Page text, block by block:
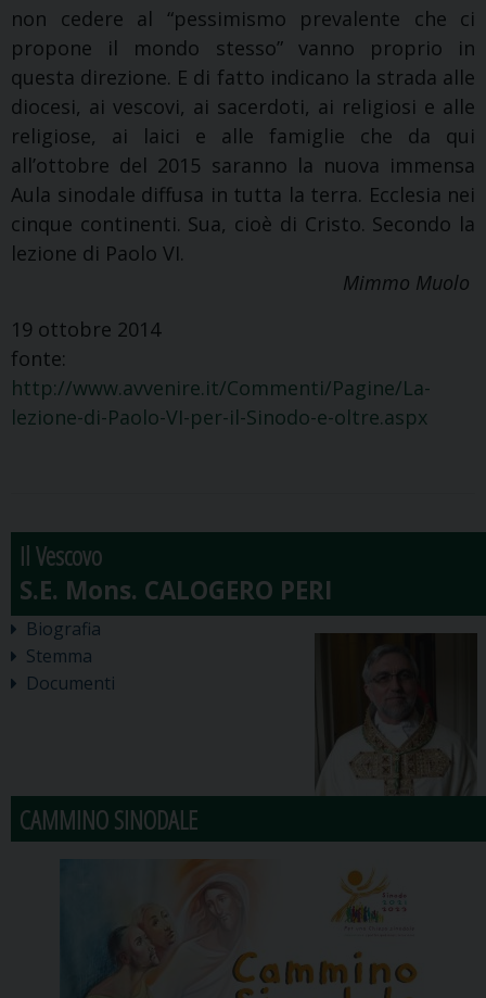
non cedere al “pessimismo prevalente che ci
propone il mondo stesso” vanno proprio in
questa direzione. E di fatto indicano la strada alle
diocesi, ai vescovi, ai sacerdoti, ai religiosi e alle
religiose, ai laici e alle famiglie che da qui
all’ottobre del 2015 saranno la nuova immensa
Aula sinodale diffusa in tutta la terra. Ecclesia nei
cinque continenti. Sua, cioè di Cristo. Secondo la
lezione di Paolo VI.
Mimmo Muolo
19 ottobre 2014
fonte:
http://www.avvenire.it/Commenti/Pagine/La-
lezione-di-Paolo-VI-per-il-Sinodo-e-oltre.aspx
Il Vescovo
Biografia
Stemma
Documenti
CAMMINO SINODALE